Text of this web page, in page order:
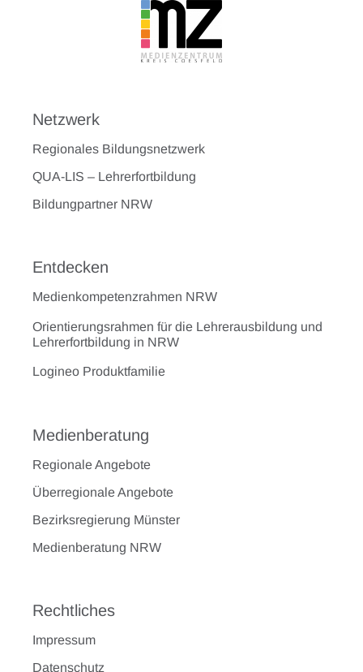
Netzwerk
Regionales Bildungsnetzwerk
QUA-LIS – Lehrerfortbildung
Bildungpartner NRW
Entdecken
Medienkompetenzrahmen NRW
Orientierungsrahmen für die Lehrerausbildung und
Lehrerfortbildung in NRW
Logineo Produktfamilie
Medienberatung
Regionale Angebote
Überregionale Angebote
Bezirksregierung Münster
Medienberatung NRW
Rechtliches
Impressum
Datenschutz